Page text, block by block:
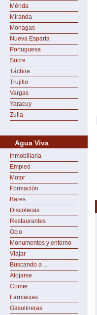
Mérida
Miranda
Monagas
Nueva Esparta
Portuguesa
Sucre
Táchira
Trujillo
Vargas
Yaracuy
Zulia
Agua Viva
Inmobiliaria
Empleo
Motor
Formación
Bares
Discotecas
Restaurantes
Ocio
Monumentos y entorno
Viajar
Buscando a ...
Alojarse
Comer
Farmacias
Gasolineras